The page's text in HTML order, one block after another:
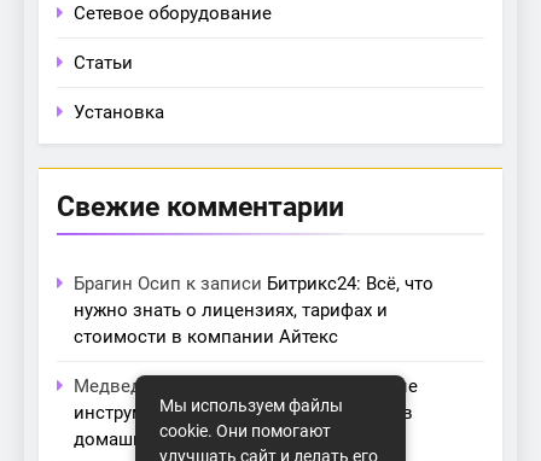
Сетевое оборудование
Статьи
Установка
Свежие комментарии
Брагин Осип к записи Битрикс24: Всё, что
нужно знать о лицензиях, тарифах и
стоимости в компании Айтекс
Медведева Амалия
Основные
инструменты для создания серверов в
домашних условиях
Мы используем файлы
cookie. Они помогают
улучшать сайт и делать его